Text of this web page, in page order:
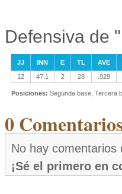
Defensiva de
JJ INN E TL
AVE
12
47.1 2 28 .929
Posiciones: Segunda base, Tercera
0
No hay comentarios
¡Sé el primero en